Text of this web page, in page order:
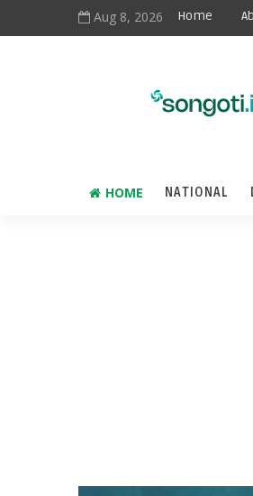
Aug 8, 2026 Home
HOME NATIONAL